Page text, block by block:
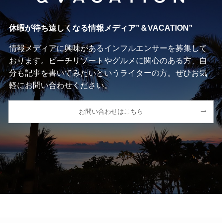
休暇が待ち遠しくなる情報メディア”＆VACATION”
情報メディアに興味があるインフルエンサーを募集して
おります。ビーチリゾートやグルメに関心のある方、自
分も記事を書いてみたいというライターの方。ぜひお気
軽にお問い合わせください。
お問い合わせはこちら